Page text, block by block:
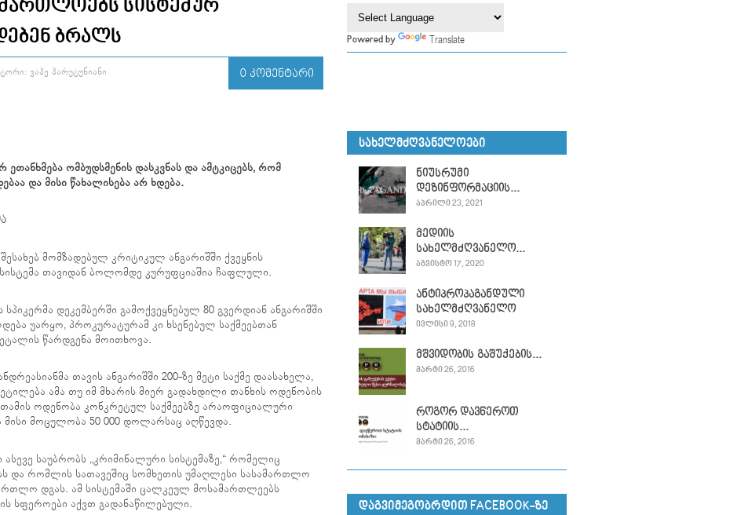
ᲡᲘᲡᲢᲔᲛᲣᲠ
ᲑᲠᲐᲚᲡ
0 ᲙᲝᲛᲔᲜᲢᲐᲠᲘ
ᲕᲐᲰᲔ ᲰᲐᲠᲣᲢᲣᲜᲘᲐᲜᲘ
ომბუდსმენის დასკვნას და ამტკიცებს, რომ
და მისი წახალისება არ ხდება.
მომზადებულ კრიტიკულ ანგარიშში ქვეყნის
სისტემა თავიდან ბოლომდე კურუფციაშია ჩაფლული.
დეკემბერში გამოქვეყნებულ 80 გვერდიან ანგარიშში
უარყო, პროკურატურამ კი ხსენებულ საქმეებთან
წარდგენა მოითხოვა.
თავის ანგარიშში 200-ზე მეტი საქმე დაასახელა,
ამა თუ იმ მხარის მიერ გადახდილი თანხის ოდენობის
ოდენობა კონკრეტულ საქმეებზე არაოფიციალური
მისი მოცულობა 50 000 დოლარსაც აღწევდა.
ასევე საუბრობს „კრიმინალური სისტემაზე,“ რომელიც
და რომლის სათავეშიც სომხეთის უმაღლესი სასამართლო
დგას. ამ სისტემაში ცალკეულ მოსამართლეებს
სფეროები აქვთ გადანაწილებული.
Powered by Translate
ᲡᲐᲮᲔᲚᲛᲫᲦᲕᲐᲜᲔᲚᲝᲔᲑᲘ
ნიუსრუმი
დეზინფორმაციის...
ᲐᲞᲠᲘᲚᲘ 23, 2021
მედიის
სახელმძღვანელო...
ᲐᲒᲕᲘᲡᲢᲝ 17, 2020
ანტიპროპაგანდული
სახელმძღვანელო
ᲘᲕᲚᲘᲡᲘ 9, 2018
მშვიდობის გაშუქების...
ᲛᲐᲠᲢᲘ 26, 2016
როგორ დავწეროთ
სტატიის...
ᲛᲐᲠᲢᲘ 26, 2016
ᲓᲐᲒᲕᲘᲛᲔᲒᲝᲑᲠᲓᲘᲗ FACEBOOK-ᲖᲔ